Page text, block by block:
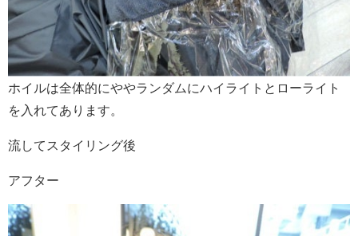
ホイルは全体的にややランダムにハイライトとローライト
を入れてあります。
流してスタイリング後
アフター